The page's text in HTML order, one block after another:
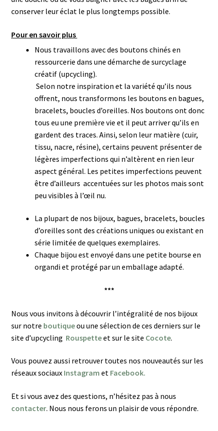
conserver leur éclat le plus longtemps possible.
Pour en savoir plus
Nous travaillons avec des boutons chinés en
ressourcerie dans une démarche de surcyclage
créatif (upcycling).
Selon notre inspiration et la variété qu’ils nous
offrent, nous transformons les boutons en bagues,
bracelets, boucles d’oreilles. Nos boutons ont donc
tous eu une première vie et il peut arriver qu’ils en
gardent des traces. Ainsi, selon leur matière (cuir,
tissu, nacre, résine), certains peuvent présenter de
légères imperfections qui n’altèrent en rien leur
aspect général. Les petites imperfections peuvent
être d’ailleurs accentuées sur les photos mais sont
peu visibles à l’œil nu.
La plupart de nos bijoux, bagues, bracelets, boucles
d’oreilles sont des créations uniques ou existant en
série limitée de quelques exemplaires.
Chaque bijou est envoyé dans une petite bourse en
organdi et protégé par un emballage adapté.
***
Nous vous invitons à découvrir l’intégralité de nos bijoux
sur notre boutiqueou une sélection de ces derniers sur le
site d’upcycling Rouspetteet sur le site Cocote.
Vous pouvez aussi retrouver toutes nos nouveautés sur les
réseaux sociaux Instagram et Facebook.
Et si vous avez des questions, n’hésitez pas à nous
contacter. Nous nous ferons un plaisir de vous répondre.